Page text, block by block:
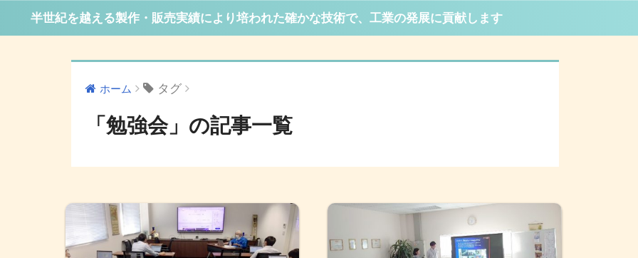
半世紀を越える製作・販売実績により培われた確かな技術で、工業の発展に貢献します
ホーム タグ
「勉強会」の記事一覧